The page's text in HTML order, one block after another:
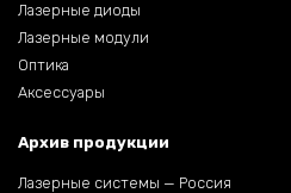
Лазерные диоды
Лазерные модули
Оптика
Аксессуары
Архив продукции
Лазерные системы — Россия